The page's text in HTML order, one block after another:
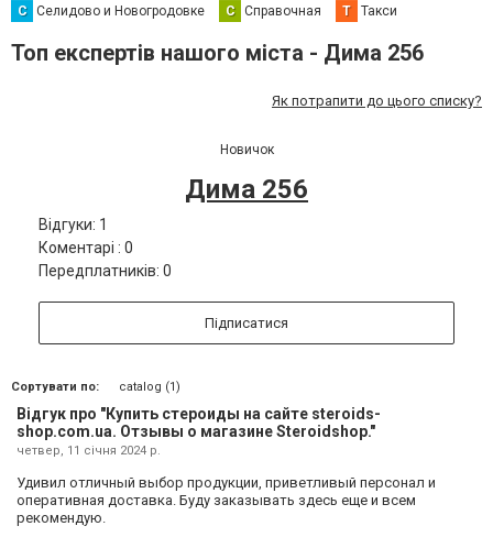
С Селидово и Новогродовке С Справочная Т Такси
Топ експертів нашого міста - Дима 256
Як потрапити до цього списку?
Новичок
Дима 256
Відгуки: 1
Коментарі : 0
Передплатників: 0
Підписатися
Сортувати по: catalog (1)
Відгук про "Купить стероиды на сайте steroids-
shop.com.ua. Отзывы о магазине Steroidshop."
четвер, 11 січня 2024 р.
Удивил отличный выбор продукции, приветливый персонал и
оперативная доставка. Буду заказывать здесь еще и всем
рекомендую.